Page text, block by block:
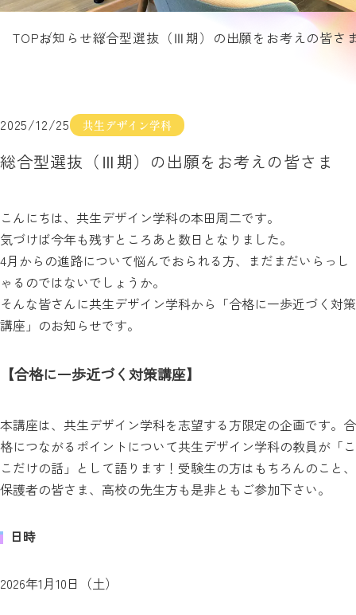
TOPお知らせ総合型選抜（Ⅲ期）の出願をお考えの皆さ
2025/12/25 共生デザイン学科
総合型選抜（Ⅲ期）の出願をお考えの皆さま
こんにちは、共生デザイン学科の本田周二です。
気づけば今年も残すところあと数日となりました。
4月からの進路について悩んでおられる方、まだまだいらっし
ゃるのではないでしょうか。
そんな皆さんに共生デザイン学科から「合格に一歩近づく対策
講座」のお知らせです。
【合格に一歩近づく対策講座】
本講座は、共生デザイン学科を志望する方限定の企画です。合
格につながるポイントについて共生デザイン学科の教員が「こ
こだけの話」として語ります！受験生の方はもちろんのこと、
保護者の皆さま、高校の先生方も是非ともご参加下さい。
日時
2026年1月10日（土）